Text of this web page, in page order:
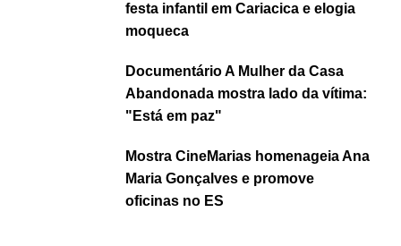
festa infantil em Cariacica e elogia
moqueca
Documentário A Mulher da Casa
Abandonada mostra lado da vítima:
"Está em paz"
Mostra CineMarias homenageia Ana
Maria Gonçalves e promove
oficinas no ES